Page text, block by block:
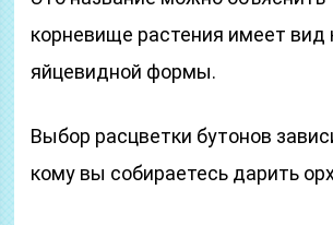
корневище растения имеет вид
яйцевидной формы.
Выбор расцветки бутонов
кому вы собираетесь дарить